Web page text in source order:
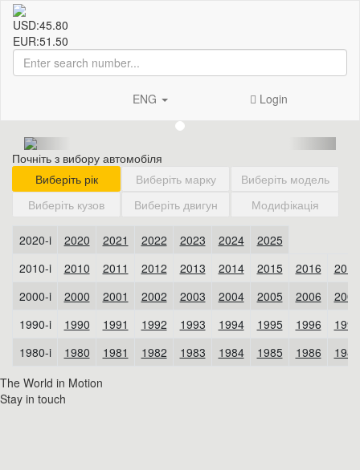
USD:45.80
EUR:51.50
ENG Login
Почніть з вибору автомобіля
The World in Motion
Stay in touch